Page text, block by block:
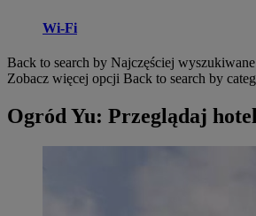
Wi-Fi
Back to search by Najczęściej wyszukiwane
Zobacz więcej opcji Back to search by
Ogród Yu: Przeglądaj